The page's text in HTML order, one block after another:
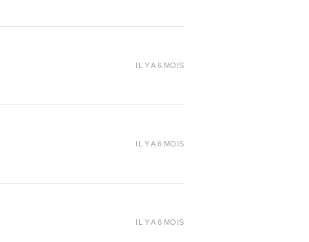
IL Y A 6 MOIS
IL Y A 6 MOIS
IL Y A 6 MOIS